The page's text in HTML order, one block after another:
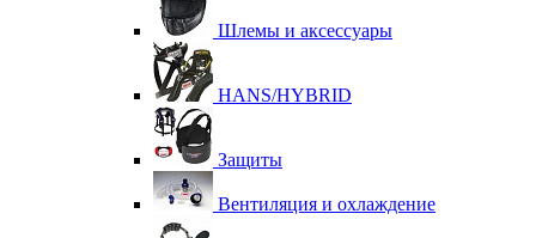
Шлемы и аксессуары
HANS/HYBRID
Защиты
Вентиляция и охлаждение